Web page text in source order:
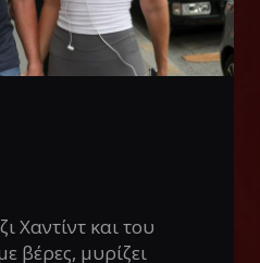
Χαντίντ και του
βέρες, μυρίζει